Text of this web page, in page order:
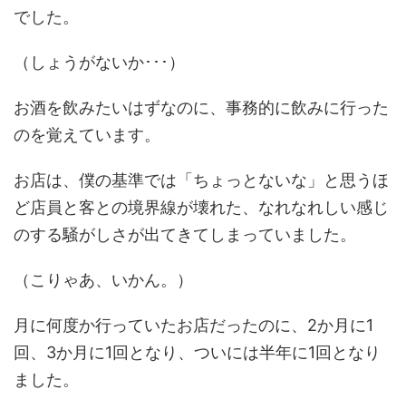
でした。
（しょうがないか･･･）
お酒を飲みたいはずなのに、事務的に飲みに行った
のを覚えています。
お店は、僕の基準では「ちょっとないな」と思うほ
ど店員と客との境界線が壊れた、なれなれしい感じ
のする騒がしさが出てきてしまっていました。
（こりゃあ、いかん。）
月に何度か行っていたお店だったのに、2か月に1
回、3か月に1回となり、ついには半年に1回となり
ました。